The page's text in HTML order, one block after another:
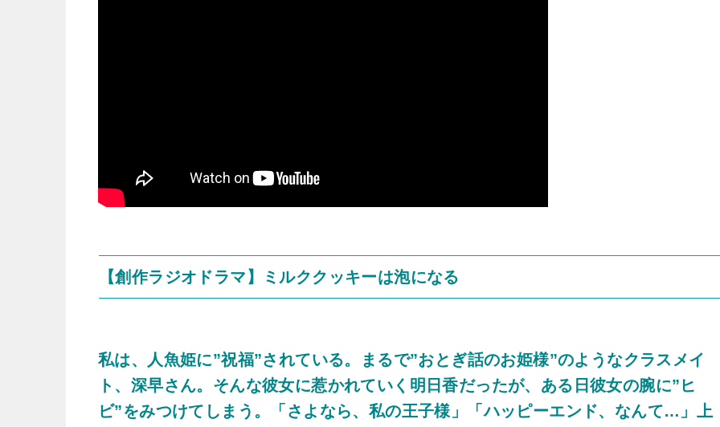
【創作ラジオドラマ】ミルククッキーは泡になる
私は、人魚姫に”祝福”されている。まるで”おとぎ話のお姫様”のようなクラスメイ
ト、深早さん。そんな彼女に惹かれていく明日香だったが、ある日彼女の腕に”ヒ
ビ”をみつけてしまう。「さよなら、私の王子様」「ハッピーエンド、なんて…」上